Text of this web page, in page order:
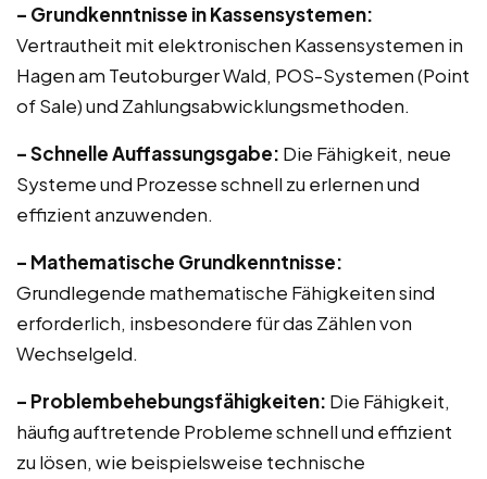
– Grundkenntnisse in Kassensystemen:
Vertrautheit mit elektronischen Kassensystemen in
Hagen am Teutoburger Wald, POS-Systemen (Point
of Sale) und Zahlungsabwicklungsmethoden.
– Schnelle Auffassungsgabe: Die Fähigkeit, neue
Systeme und Prozesse schnell zu erlernen und
effizient anzuwenden.
– Mathematische Grundkenntnisse:
Grundlegende mathematische Fähigkeiten sind
erforderlich, insbesondere für das Zählen von
Wechselgeld.
– Problembehebungsfähigkeiten: Die Fähigkeit,
häufig auftretende Probleme schnell und effizient
zu lösen, wie beispielsweise technische